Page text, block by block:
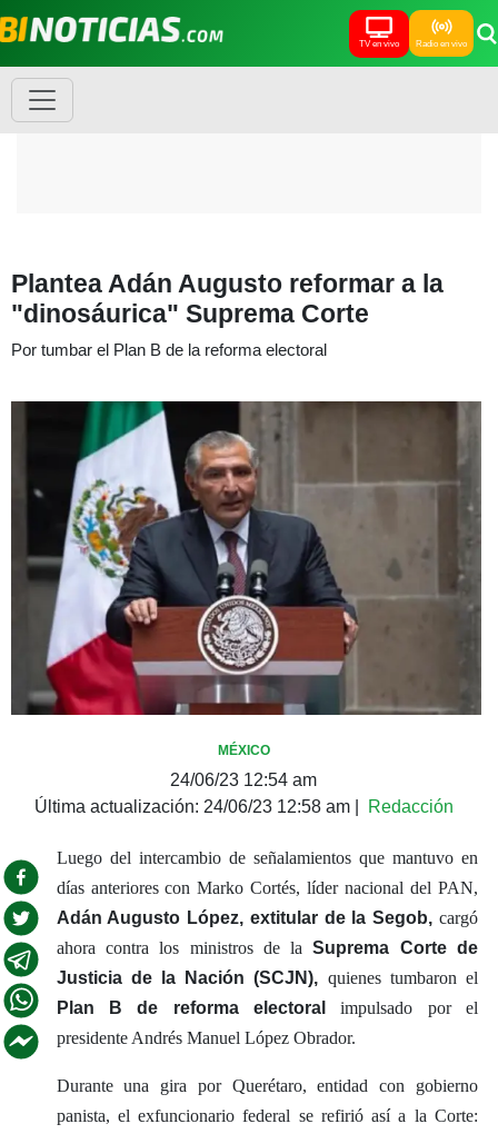
TV en vivo Radio en vivo
Plantea Adán Augusto reformar a la
"dinosáurica" Suprema Corte
Por tumbar el Plan B de la reforma electoral
MÉXICO
24/06/23 12:54 am
Última actualización: 24/06/23 12:58 am| Redacción
Luego del intercambio de señalamientos que mantuvo en
días anteriores con Marko Cortés, líder nacional del PAN,
Adán Augusto López, extitular de la Segob, cargó
ahora contra los ministros de laSuprema Corte de
Justicia de la Nación (SCJN), quienes tumbaron el
Plan B de reforma electoral
impulsado por el
presidente Andrés Manuel López Obrador.
Durante una gira por Querétaro, entidad con gobierno
panista, el exfuncionario federal se refirió así a la Corte: